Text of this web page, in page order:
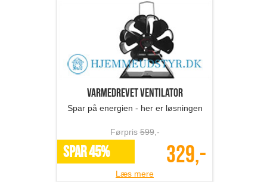
Varmedrevet ventilator
Spar på energien - her er løsningen
Førpris599,-
SPAR 45% 329,-
Læs mere